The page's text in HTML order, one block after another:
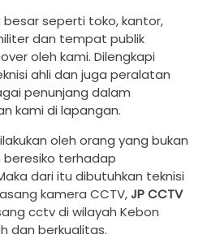
besar seperti toko, kantor,
dan tempat publik
oleh kami. Dilengkapi
ahli dan juga peralatan
penunjang dalam
kami di lapangan.
oleh orang yang bukan
beresiko terhadap
dari itu dibutuhkan teknisi
kamera CCTV,JP CCTV
cctv di wilayah Kebon
dan berkualitas.